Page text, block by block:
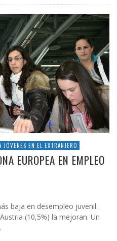
JÓVENES EN EL EXTRANJERO
EUROPEA EN EMPLEO
baja en desempleo juvenil.
(10,5%) la mejoran. Un